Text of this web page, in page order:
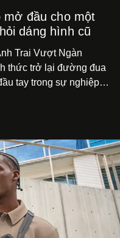
mở đầu cho một
dáng hình cũ
Trai Vượt Ngàn
thức trở lại đường đua
tay trong sự nghiệp -
sau chương trình, mà
trình làng một MV
tác, sản xuất, trình